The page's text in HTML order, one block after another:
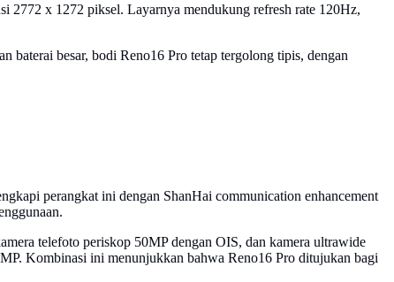
2772 x 1272 piksel. Layarnya mendukung refresh rate 120Hz,
baterai besar, bodi Reno16 Pro tetap tergolong tipis, dengan
perangkat ini dengan ShanHai communication enhancement
telefoto periskop 50MP dengan OIS, dan kamera ultrawide
Kombinasi ini menunjukkan bahwa Reno16 Pro ditujukan bagi